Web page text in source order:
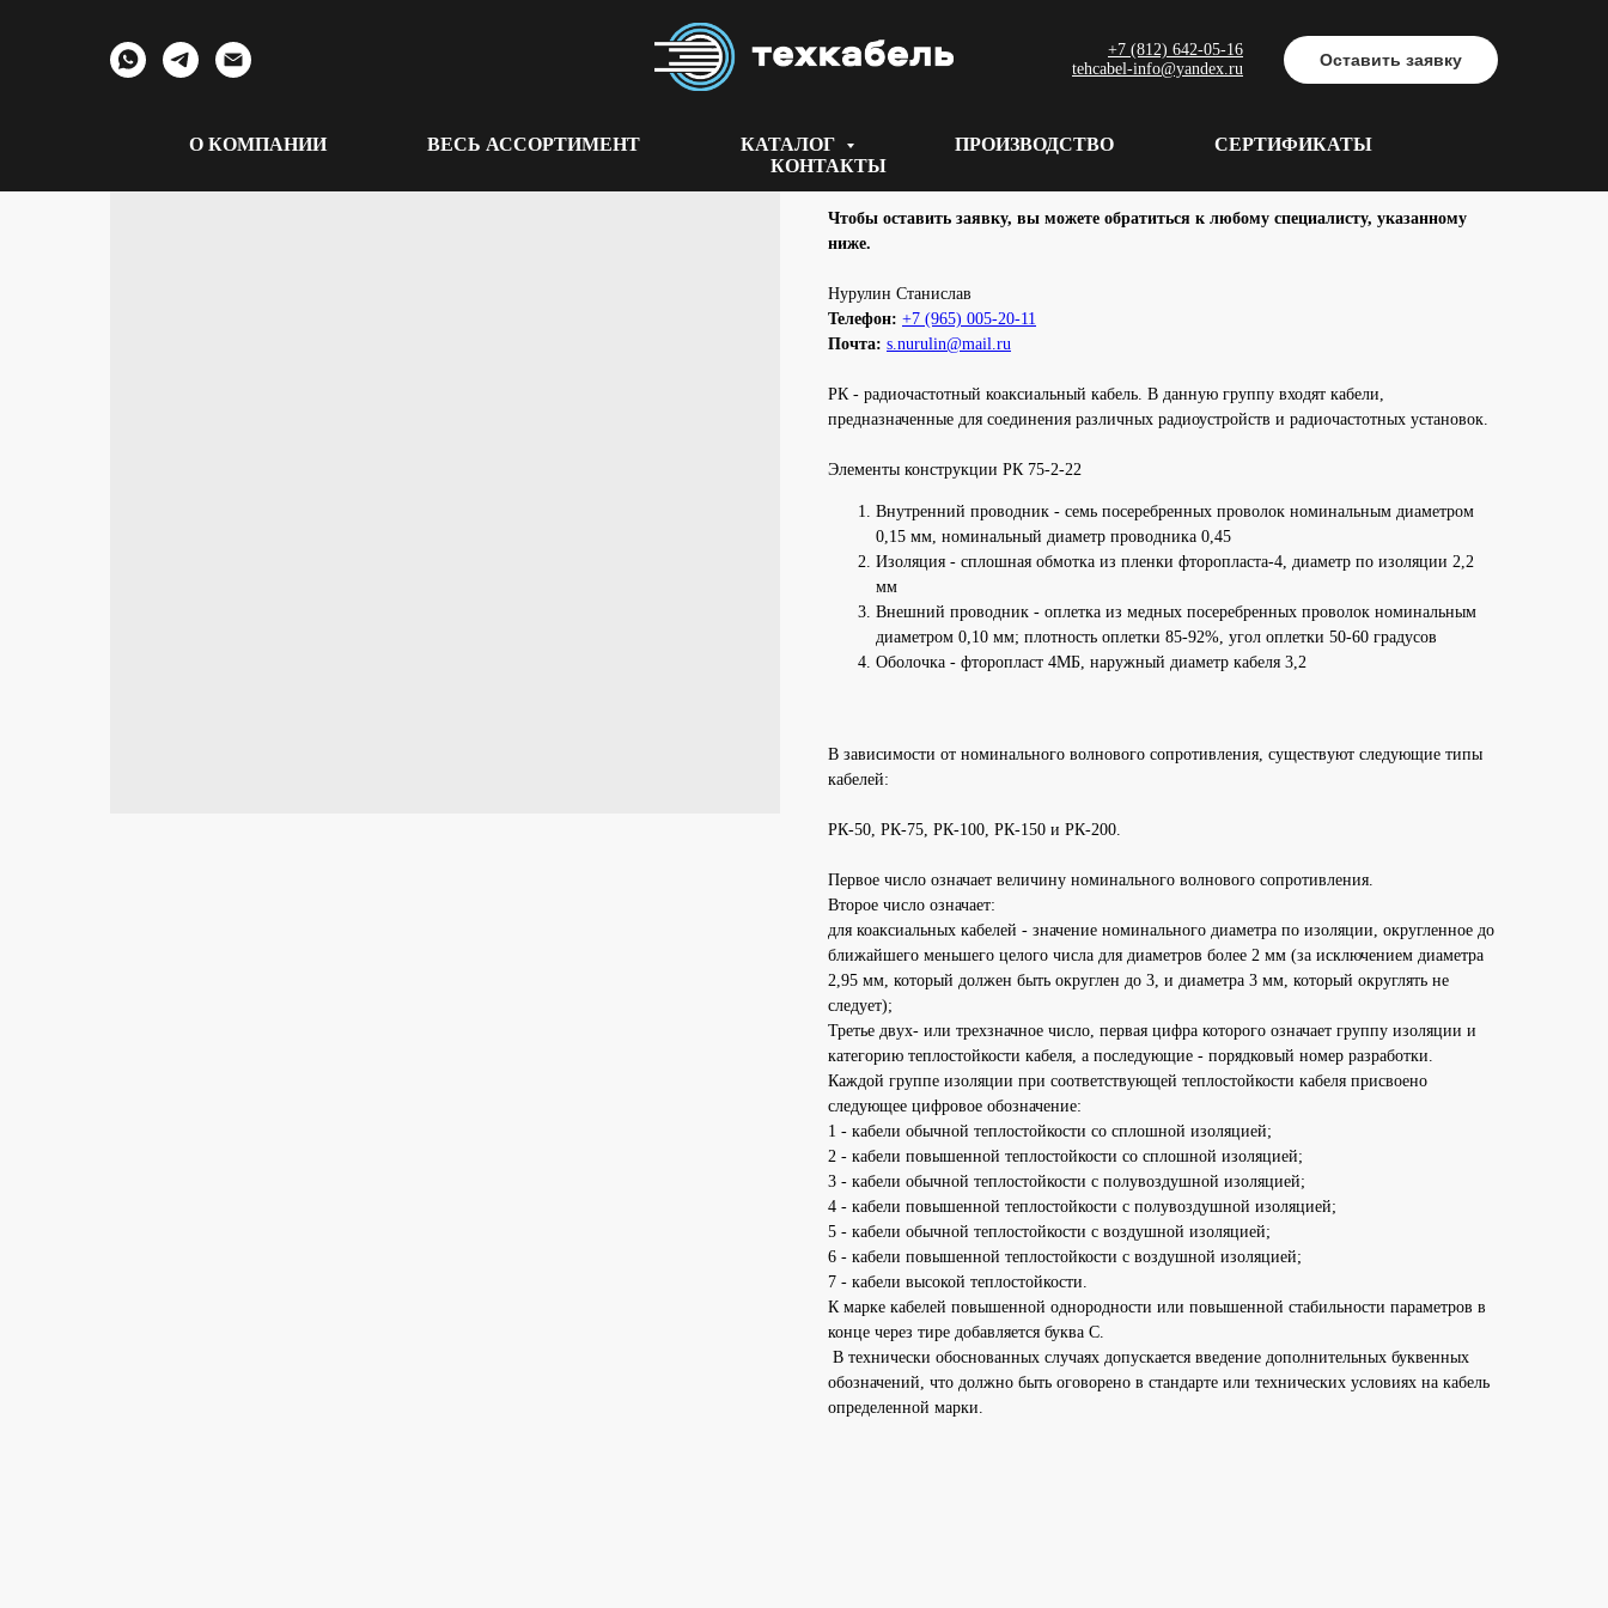
+7 (812) 642-05-16
tehcabel-info@yandex.ru
Оставить заявку
О КОМПАНИИ ВЕСЬ АССОРТИМЕНТ КАТАЛОГ ПРОИЗВОДСТВО
СЕРТИФИКАТЫ
КОНТАКТЫРК 75-2-22
Чтобы оставить заявку, вы можете обратиться к любому специалисту, указанному
ниже.
Нурулин Cтанислав
Телефон: +7 (965) 005-20-11
Почта: s.nurulin@mail.ru
РК - радиочастотный коаксиальный кабель. В данную группу входят кабели,
предназначенные для соединения различных радиоустройств и радиочастотных установок.
Элементы конструкции РК 75-2-22
Внутренний проводник - семь посеребренных проволок номинальным диаметром
0,15 мм, номинальный диаметр проводника 0,45
Изоляция - сплошная обмотка из пленки фторопласта-4, диаметр по изоляции 2,2
мм
Внешний проводник - оплетка из медных посеребренных проволок номинальным
диаметром 0,10 мм; плотность оплетки 85-92%, угол оплетки 50-60 градусов
Оболочка - фторопласт 4МБ, наружный диаметр кабеля 3,2
В зависимости от номинального волнового сопротивления, существуют следующие типы
кабелей:
РК-50, РК-75, РК-100, РК-150 и РК-200.
Первое число означает величину номинального волнового сопротивления.
Второе число означает:
для коаксиальных кабелей - значение номинального диаметра по изоляции, округленное до
ближайшего меньшего целого числа для диаметров более 2 мм (за исключением диаметра
2,95 мм, который должен быть округлен до 3, и диаметра 3 мм, который округлять не
следует);
Третье двух- или трехзначное число, первая цифра которого означает группу изоляции и
категорию теплостойкости кабеля, а последующие - порядковый номер разработки.
Каждой группе изоляции при соответствующей теплостойкости кабеля присвоено
следующее цифровое обозначение:
1 - кабели обычной теплостойкости со сплошной изоляцией;
2 - кабели повышенной теплостойкости со сплошной изоляцией;
3 - кабели обычной теплостойкости с полувоздушной изоляцией;
4 - кабели повышенной теплостойкости с полувоздушной изоляцией;
5 - кабели обычной теплостойкости с воздушной изоляцией;
6 - кабели повышенной теплостойкости с воздушной изоляцией;
7 - кабели высокой теплостойкости.
К марке кабелей повышенной однородности или повышенной стабильности параметров в
конце через тире добавляется буква С.
В технически обоснованных случаях допускается введение дополнительных буквенных
обозначений, что должно быть оговорено в стандарте или технических условиях на кабель
определенной марки.